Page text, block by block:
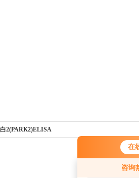
在
咨询
您好！欢迎
服务，请问
2(PARK2)ELISA